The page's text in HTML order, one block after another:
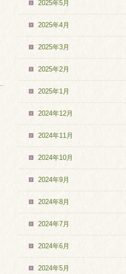
2025年5月
2025年4月
2025年3月
2025年2月
2025年1月
2024年12月
2024年11月
2024年10月
2024年9月
2024年8月
2024年7月
2024年6月
2024年5月